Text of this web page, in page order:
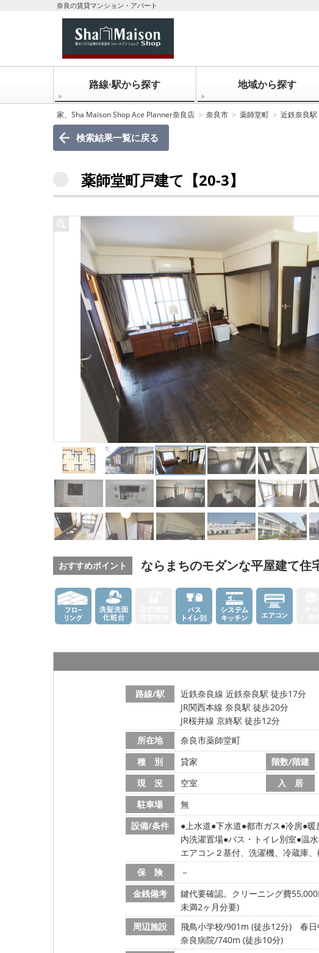
奈良の賃貸マンション・アパート
路線·駅から探す 地域から探す
家、Sha Maison Shop Ace Planner奈良店 奈良市 薬師堂町 近鉄奈良駅
検索結果一覧に戻る
薬師堂町戸建て【20-3】
おすすめポイント ならまちのモダンな平屋建て住
路線/駅
近鉄奈良線 近鉄奈良駅 徒歩17分
JR関西本線 奈良駅 徒歩20分
JR桜井線 京終駅 徒歩12分
所在地
奈良市薬師堂町
種 別
貸家 階数/階建
現 況
空室 入 居
駐車場
無
設備/条件
上水道 下水道 都市ガス 冷房 暖
内洗濯置場 バス・トイレ別室 温
エアコン２基付、洗濯機、冷蔵庫
保 険
－
金銭備考
鍵代要確認。クリーニング費
未満2ヶ月分要)
周辺施設
飛鳥小学校/901m (徒歩12分) 春
奈良病院/740m (徒歩10分)